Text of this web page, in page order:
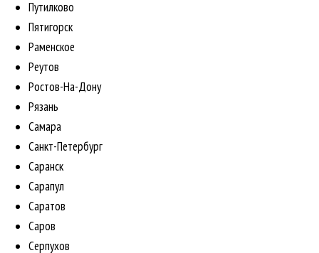
Путилково
Пятигорск
Раменское
Реутов
Ростов-На-Дону
Рязань
Самара
Санкт-Петербург
Саранск
Сарапул
Саратов
Саров
Серпухов